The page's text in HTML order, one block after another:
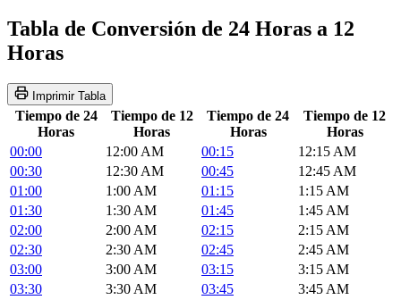
Tabla de Conversión de 24 Horas a 12
Horas
Imprimir Tabla
Tiempo de 24
Horas
Tiempo de 12
Horas
Tiempo de 24
Horas
Tiempo de 12
Horas
00:00
12:00 AM 00:15
12:15 AM
00:30
12:30 AM 00:45
12:45 AM
01:00
1:00 AM 01:15
1:15 AM
01:30
1:30 AM 01:45
1:45 AM
02:00
2:00 AM 02:15
2:15 AM
02:30
2:30 AM 02:45
2:45 AM
03:00
3:00 AM 03:15
3:15 AM
03:30
3:30 AM 03:45
3:45 AM